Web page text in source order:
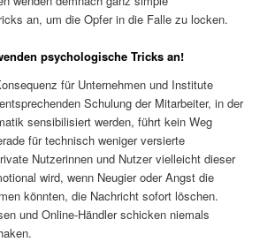
an, um die Opfer in die Falle zu locken.
psychologische Tricks an!
für Unternehmen und Institute
Schulung der Mitarbeiter, in der
sensibilisiert werden, führt kein Weg
für technisch weniger versierte
Nutzerinnen und Nutzer vielleicht dieser
wird, wenn Neugier oder Angst die
könnten, die Nachricht sofort löschen.
und Online-Händler schicken niemals